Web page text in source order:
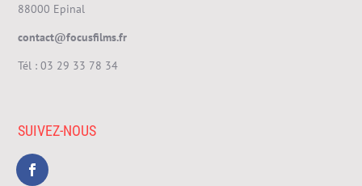
88000 Epinal
contact@focusfilms.fr
Tél :03 29 33 78 34
SUIVEZ-NOUS